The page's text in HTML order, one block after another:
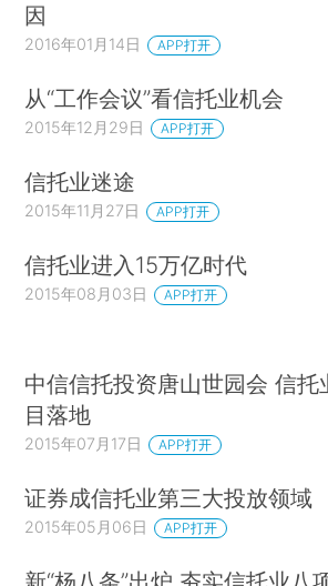
因
2016年01月14日 APP打开
从“工作会议”看信托业机会
2015年12月29日 APP打开
信托业迷途
2015年11月27日 APP打开
信托业进入15万亿时代
2015年08月03日 APP打开
中信信托投资唐山世园会 信托
目落地
2015年07月17日 APP打开
证券成信托业第三大投放领域
2015年05月06日 APP打开